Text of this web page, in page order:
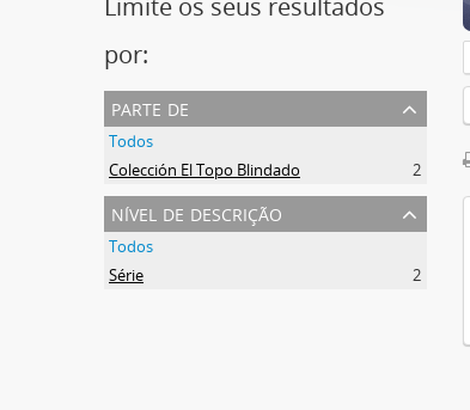
por:
parte de
Todos
Colección El Topo Blindado
2
nível de descrição
Todos
Série
2